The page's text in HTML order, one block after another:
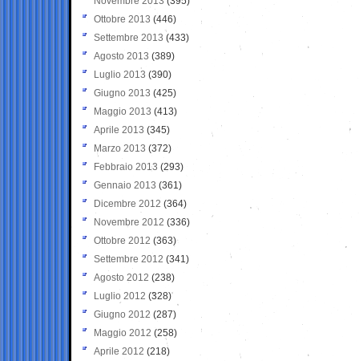
Ottobre 2013 (446)
Settembre 2013 (433)
Agosto 2013 (389)
Luglio 2013 (390)
Giugno 2013 (425)
Maggio 2013 (413)
Aprile 2013 (345)
Marzo 2013 (372)
Febbraio 2013 (293)
Gennaio 2013 (361)
Dicembre 2012 (364)
Novembre 2012 (336)
Ottobre 2012 (363)
Settembre 2012 (341)
Agosto 2012 (238)
Luglio 2012 (328)
Giugno 2012 (287)
Maggio 2012 (258)
Aprile 2012 (218)